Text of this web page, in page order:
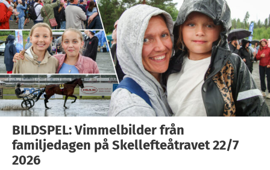
BILDSPEL: Vimmelbilder från
familjedagen på Skellefteåtravet 22/7
2026